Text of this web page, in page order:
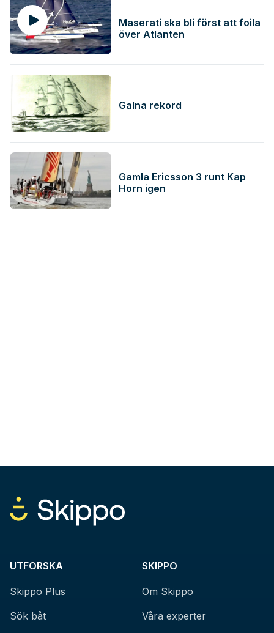
Maserati ska bli först att foila
över Atlanten
Galna rekord
Gamla Ericsson 3 runt Kap
Horn igen
UTFORSKA
Skippo Plus
Sök båt
SKIPPO
Om Skippo
Våra experter